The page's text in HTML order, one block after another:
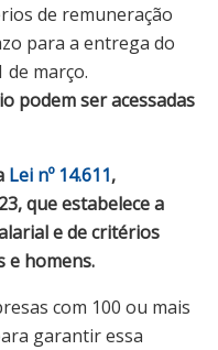
de remuneração
para a entrega do
março.
podem ser acessadas
Lei nº 14.611,
que estabelece a
e de critérios
e homens.
com 100 ou mais
garantir essa